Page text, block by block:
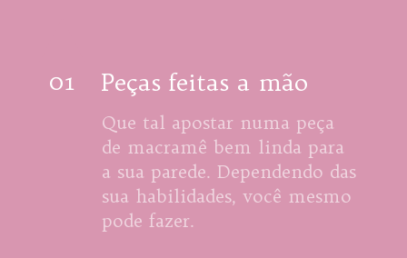
Peças feitas a mão
01
Que tal apostar numa peça
de macramê bem linda para
a sua parede. Dependendo das
sua habilidades, você mesmo
pode fazer.